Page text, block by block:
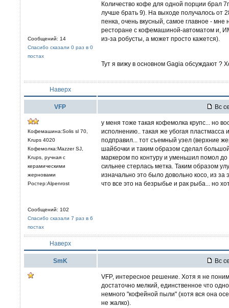
Сообщений: 14
Спасибо сказали 0 раз в 0
постах
Количество кофе для одной порции брал
лучше брать 9). На выходе получалось от
пенка, очень вкусный, самое главное -
ресторане с кофемашиной-автоматом и,
из-за робусты, а может просто кажется).
Тут я вижу в основном Gagia обсуждают
Наверх
VFP Вс
Кофемашина:Solis sl 70,
Krups 4020
Кофемолка:Mazzer SJ,
Krups, ручная с
керамическими
жерновами
Ростер:Alpenrost
Сообщений: 102
Спасибо сказали 7 раз в 6
постах
у меня тоже такая кофемолка крупс... но
исполнению.. такая же убогая
подправил... тот съемный узел (верхние
шайбочки и таким образом сделал
маркером по контуру и уменьшил помол до
сильнее стерлась метка. Таким образом
изначально это было довольно косо, из
что все это на безрыбье и рак рыба... но
Наверх
SmK Вс
VFP, интересное решение. Хотя я не
достаточно мелкий, единственное что
немного "кофейной пыли" (хотя вся она
не жалко).